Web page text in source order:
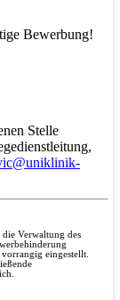
Bewerbung!
Stelle
Verwaltung des
eingestellt.